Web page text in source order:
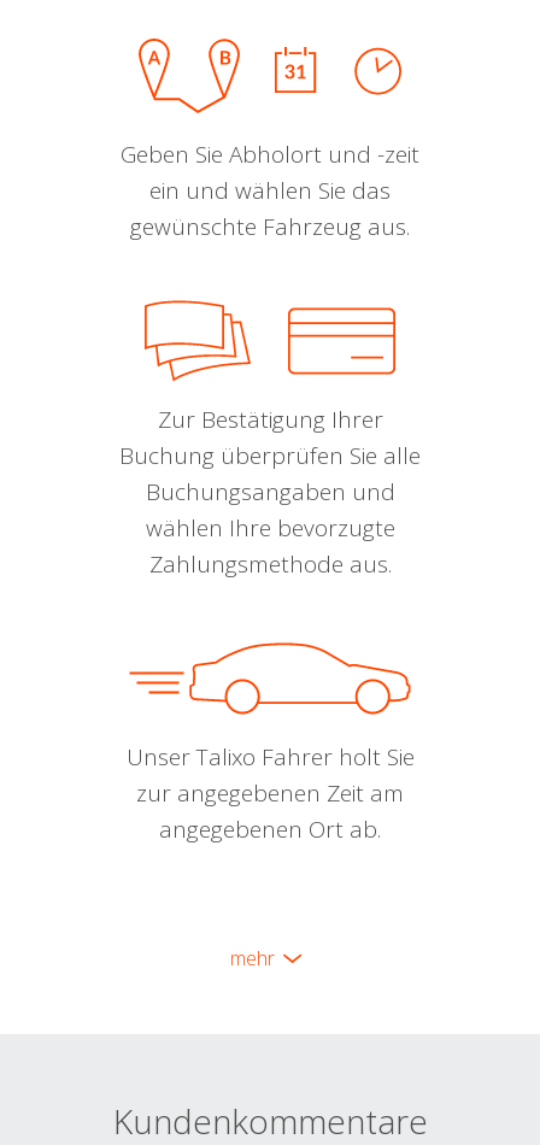
Geben Sie Abholort und -zeit
ein und wählen Sie das
gewünschte Fahrzeug aus.
Zur Bestätigung Ihrer
Buchung überprüfen Sie alle
Buchungsangaben und
wählen Ihre bevorzugte
Zahlungsmethode aus.
Unser Talixo Fahrer holt Sie
zur angegebenen Zeit am
angegebenen Ort ab.
mehr
Kundenkommentare